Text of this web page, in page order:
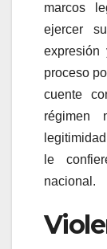
marcos
ejercer
expresión
proceso
cuente
régimen
le
nacional.